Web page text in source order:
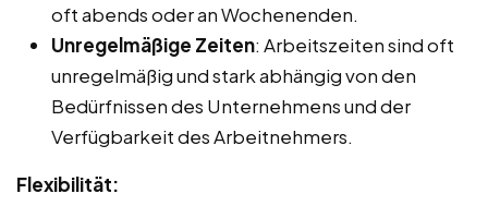
oft abends oder an Wochenenden.
Unregelmäßige Zeiten: Arbeitszeiten sind oft
unregelmäßig und stark abhängig von den
Bedürfnissen des Unternehmens und der
Verfügbarkeit des Arbeitnehmers.
Flexibilität: